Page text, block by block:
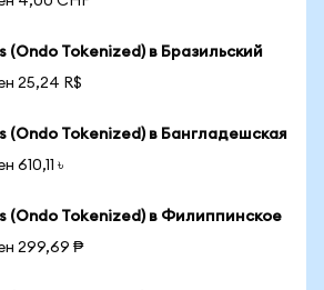
(Ondo Tokenized) в Бразильский
25,24 R$
(Ondo Tokenized) в Бангладешская
610,11 ৳
(Ondo Tokenized) в Филиппинское
299,69 ₱